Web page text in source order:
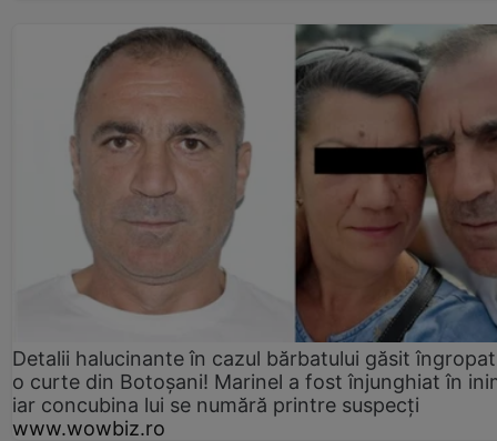
Detalii halucinante în cazul bărbatului găsit
o curte din Botoșani! Marinel a fost înjunghiat în
iar concubina lui se numără printre suspecți
www.wowbiz.ro